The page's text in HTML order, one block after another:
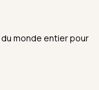
monde entier pour